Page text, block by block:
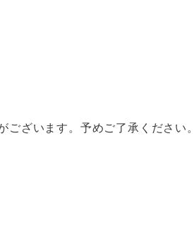
ざいます。予めご了承ください。